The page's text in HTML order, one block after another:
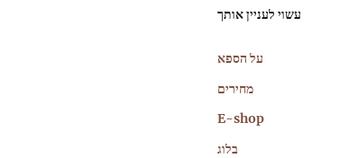
עשוי לעניין אותך
על הספא
מחירים
E-shop
בלוג